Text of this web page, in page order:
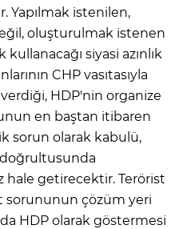
Yapılmak istenilen,
oluşturulmak istenen
kullanacağı siyasi azınlık
CHP vasıtasıyla
HDP'nin organize
en baştan itibaren
sorun olarak kabulü,
hale getirecektir. Terörist
sorununun çözüm yeri
HDP olarak göstermesi